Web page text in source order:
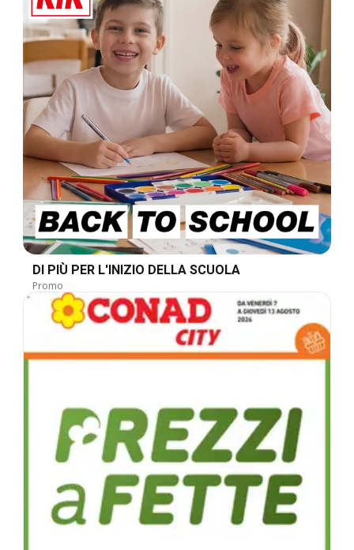
DI PIÙ PER L'INIZIO DELLA SCUOLA
Promo